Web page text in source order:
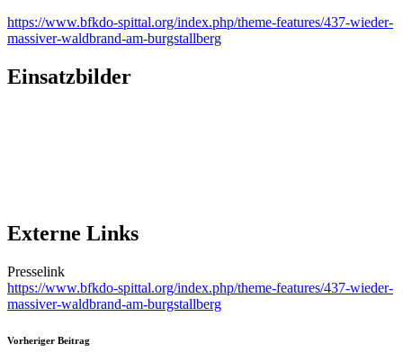
https://www.bfkdo-spittal.org/index.php/theme-features/437-wieder-
massiver-waldbrand-am-burgstallberg
Einsatzbilder
Externe Links
Presselink
https://www.bfkdo-spittal.org/index.php/theme-features/437-wieder-
massiver-waldbrand-am-burgstallberg
Vorheriger Beitrag